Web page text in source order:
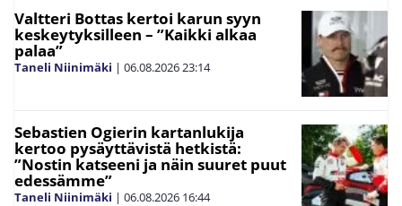
Valtteri Bottas kertoi karun syyn
keskeytyksilleen – ”Kaikki alkaa
palaa”
Taneli Niinimäki | 06.08.202623:14
Sebastien Ogierin kartanlukija
kertoo pysäyttävistä hetkistä:
”Nostin katseeni ja näin suuret puut
edessämme”
Taneli Niinimäki | 06.08.2026 16:44